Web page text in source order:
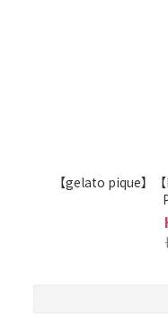
【gelato pique】